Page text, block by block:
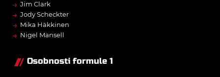
→ Jim Clark
→ Jody Scheckter
→ Mika Häkkinen
→ Nigel Mansell
Osobnosti formule 1